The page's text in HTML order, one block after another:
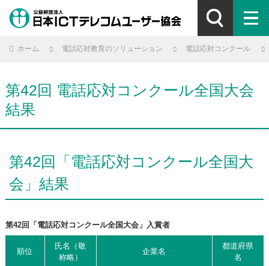
ホーム 電話応対教育のソリューション 電話応対コンクール
第42回 電話応対コンクール全国大会
結果
第42回「電話応対コンクール全国大
会」結果
第42回「電話応対コンクール全国大会」入賞者
順位
氏名（敬
称略）
企業名
都道府県
名